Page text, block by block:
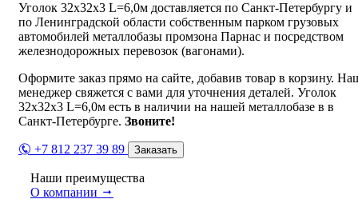
Уголок 32х32х3 L=6,0м доставляется по Санкт-Петербургу и
по Ленинградской области собственным парком грузовых
автомобилей металлобазы промзона Парнас и посредством
железнодорожных перевозок (вагонами).
Оформите заказ прямо на сайте, добавив товар в корзину.
менеджер свяжется с вами для уточнения деталей. Уголок
32х32х3 L=6,0м есть в наличии на нашей металлобазе в в
Санкт-Петербурге. Звоните!
+7 812 237 39 89 Заказать
Наши преимущества
О компании